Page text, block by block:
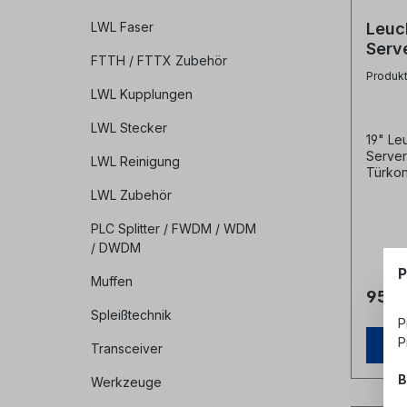
LWL Faser
FTTH / FTTX Zubehör
LWL Kupplungen
LWL Stecker
LWL Reinigung
LWL Zubehör
PLC Splitter / FWDM / WDM
/ DWDM
Muffen
Spleißtechnik
Transceiver
Werkzeuge
19"